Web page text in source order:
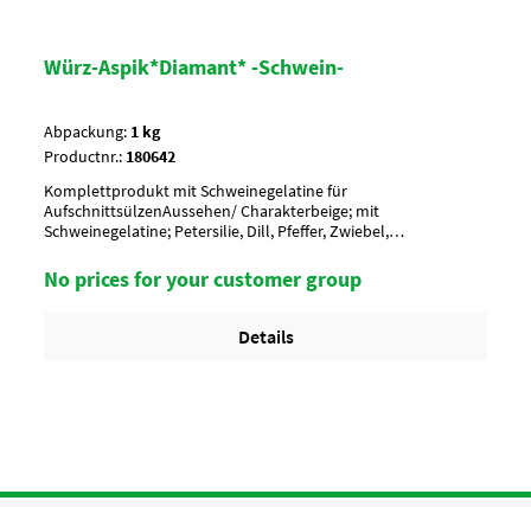
Würz-Aspik*Diamant* -Schwein-
Abpackung: 1 kg
Productnr.: 180642
Komplettprodukt mit Schweinegelatine für
AufschnittsülzenAussehen/ Charakterbeige; mit
Schweinegelatine; Petersilie, Dill, Pfeffer, Zwiebel,
heißem Wasser auflösen.Umverpackung20 Btl. je Krt. (DF 100) /
36 Krt. je PaletteArtikel-StatusHaram Status
No prices for your customer group
Details